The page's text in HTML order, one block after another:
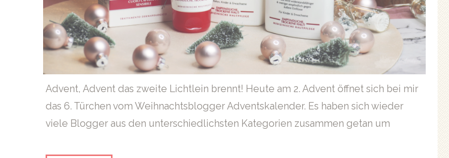
Advent, Advent das zweite Lichtlein brennt! Heute am 2. Advent öffnet sich bei mir
das 6. Türchen vom Weihnachtsblogger Adventskalender. Es haben sich wieder
viele Blogger aus den unterschiedlichsten Kategorien zusammen getan um